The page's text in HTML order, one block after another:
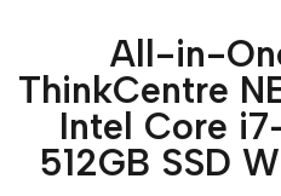
All-in-
ThinkCentre
Intel Core
512GB SSD